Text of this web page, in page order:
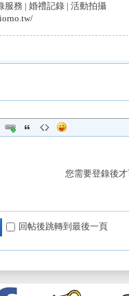
服務 | 婚禮記錄 | 活動拍攝
您需要登錄後
回帖後跳轉到最後一頁